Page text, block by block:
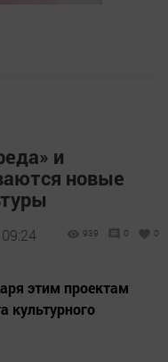
и
новые
939 0 0
этим проектам
культурного